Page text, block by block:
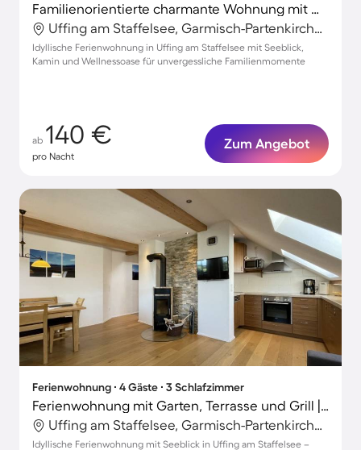
Familienorientierte charmante Wohnung mit Garten, Terrasse und Grill | Bergblick
Uffing am Staffelsee, Garmisch-Partenkirchen, Deutschland
Idyllische Ferienwohnung in Uffing am Staffelsee mit Seeblick,
Kamin und Wellnessoase für unvergessliche Familienmomente
ab 140 €
pro Nacht
Zum Angebot
Ferienwohnung ∙ 4 Gäste ∙ 3 Schlafzimmer
Ferienwohnung mit Garten, Terrasse und Grill | Wasserblick
Uffing am Staffelsee, Garmisch-Partenkirchen, Deutschland
Idyllische Ferienwohnung mit Seeblick in Uffing am Staffelsee –